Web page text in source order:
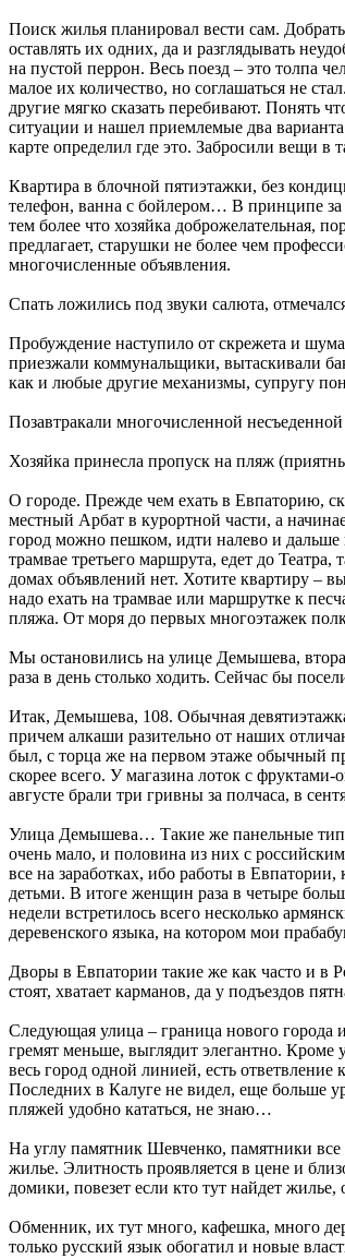
Поиск жилья планировал вести сам.
оставлять их одних, да и разглядывать
на пустой перрон. Весь поезд – это толпа
малое их количество, но соглашаться не
другие мягко сказать перебивают. Понять
ситуации и нашел приемлемые два
карте определил где это. Забросили вещи в
Квартира в блочной пятиэтажки, без
телефон, ванна с бойлером… В принципе
тем более что хозяйка доброжелательная,
предлагает, старушки не более чем
многочисленные объявления.
Спать ложились под звуки салюта,
Пробуждение наступило от скрежета и шума
приезжали коммунальщики, вытаскивали
как и любые другие механизмы, супругу
Позавтракали многочисленной
Хозяйка принесла пропуск на пляж
О городе. Прежде чем ехать в Евпаторию,
местный Арбат в курортной части, а
город можно пешком, идти налево и
трамвае третьего маршрута, едет до
домах объявлений нет. Хотите квартиру –
надо ехать на трамвае или маршрутке к
пляжа. От моря до первых многоэтажек
Мы остановились на улице Демышева,
раза в день столько ходить. Сейчас бы
Итак, Демышева, 108. Обычная
причем алкаши разительно от наших
был, с торца же на первом этаже обычный
скорее всего. У магазина лоток с
августе брали три гривны за полчаса, в
Улица Демышева… Такие же панельные
очень мало, и половина из них с
все на заработках, ибо работы в
детьми. В итоге женщин раза в четыре
недели встретилось всего несколько
деревенского языка, на котором мои
Дворы в Евпатории такие же как часто и
стоят, хватает карманов, да у подъездов
Следующая улица – граница нового города
гремят меньше, выглядит элегантно. Кроме
весь город одной линией, есть
Последних в Калуге не видел, еще больше
пляжей удобно кататься, не знаю…
На углу памятник Шевченко, памятники
жилье. Элитность проявляется в цене и
домики, повезет если кто тут найдет жилье,
Обменник, их тут много, кафешка, много
только русский язык обогатил и новые